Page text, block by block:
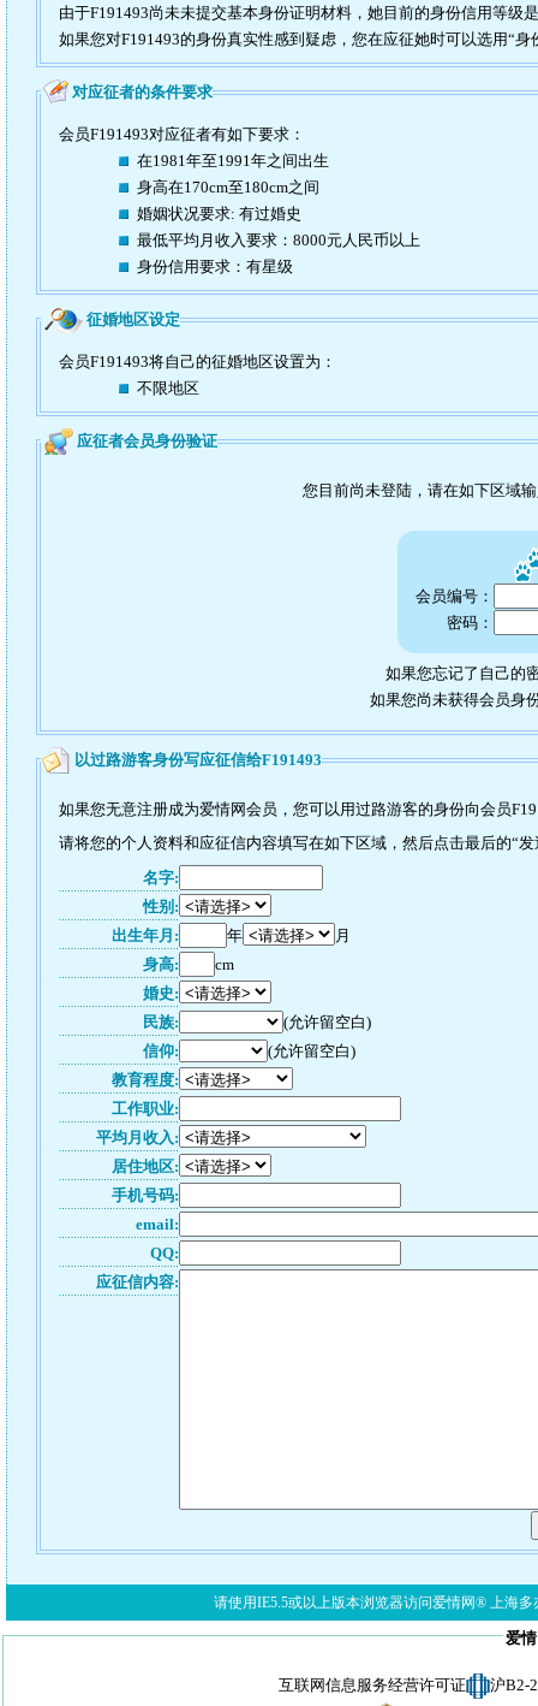
由于F191493尚未未提交基本身份证明材料，她目前的身份信用等级
如果您对F191493的身份真实性感到疑虑，您在应征她时可以选用“身
对应征者的条件要求
会员F191493对应征者有如下要求：
在1981年至1991年之间出生
身高在170cm至180cm之间
婚姻状况要求: 有过婚史
最低平均月收入要求：8000元人民币以上
身份信用要求：有星级
征婚地区设定
会员F191493将自己的征婚地区设置为：
不限地区
应征者会员身份验证
您目前尚未登陆，请在如下区域
会员编号：
密码：
如果您忘记了自己的
如果您尚未获得会员身
以过路游客身份写应征信给F191493
如果您无意注册成为爱情网会员，您可以用过路游客的身份向会员
请将您的个人资料和应征信内容填写在如下区域，然后点击最后的“
名字:
性别:
出生年月:
年
月
身高:
cm
婚史:
民族:
(允许留空白)
信仰:
(允许留空白)
教育程度:
工作职业:
平均月收入:
居住地区:
手机号码:
email:
QQ:
应征信内容:
请使用IE5.5或以上版本浏览器访问爱情网® 上海多
爱
互联网信息服务经营许可证 沪B2-